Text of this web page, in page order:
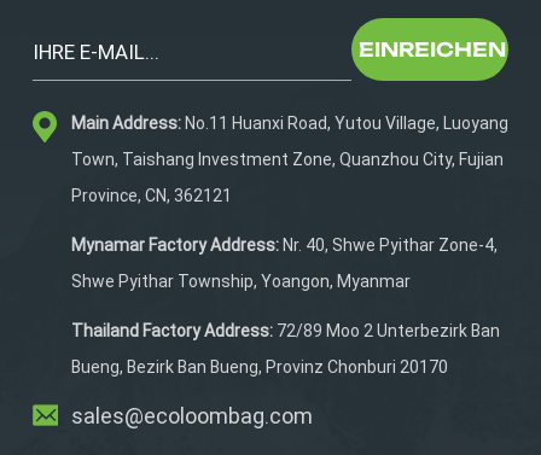
MaterialienHochleistungsmaterialien stehen 2026 im
Mittelpunkt.Trendmaterialien:Reißfestes Polyester und
NylonTPU-beschichtete wasserabweisende
StoffeVerstärkte BodenplattenDie Spieler wünschen
sich Taschen, die folgende Eigenschaften aufweisen:✔
Leicht und daher einfach zu transportieren✔ Langlebig
für den täglichen Gebrauch✔ Beständig gegen
WitterungseinflüsseLanglebigkeit und Materialqualität
bleiben entscheidende Kaufkriterien.3.
Minimalistisches und lifestyleorientiertes
DesignPadel-Taschen sind längst nicht mehr nur
Produkte.Designtrends:Klare, minimalistische
ÄsthetikNeutrale Farbtöne (Schwarz, Beige,
Marineblau)Multifunktionale Designs (Sport + Reisen +
EINREICHEN
Main Address:No.11 Huanxi Road, Yutou Village, Luoyang
Town, Taishang Investment Zone, Quanzhou City, Fujian
Province, CN, 362121
Mynamar Factory Address:Nr. 40, Shwe Pyithar Zone-4,
Shwe Pyithar Township, Yoangon, Myanmar
Thailand Factory Address:72/89 Moo 2 Unterbezirk Ban
Bueng, Bezirk Ban Bueng, Provinz Chonburi 20170
sales@ecoloombag.com